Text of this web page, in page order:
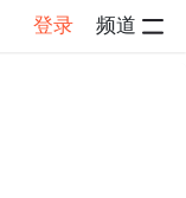
登录 频道